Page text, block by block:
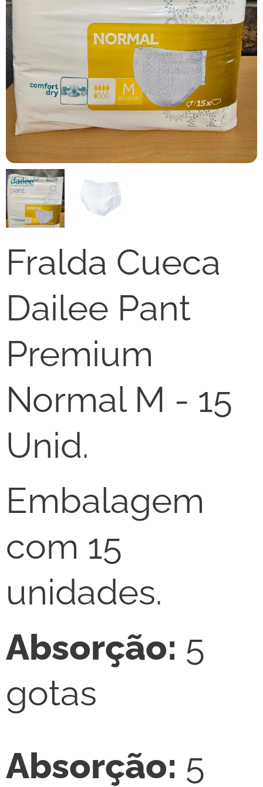
Fralda Cueca Dailee Pant Premium Normal M - 14 Unid.
Fralda Cueca
Dailee Pant
Premium
Normal M - 15
Unid.
Embalagem
com 15
unidades.
Absorção: 5
gotas
Absorção: 5